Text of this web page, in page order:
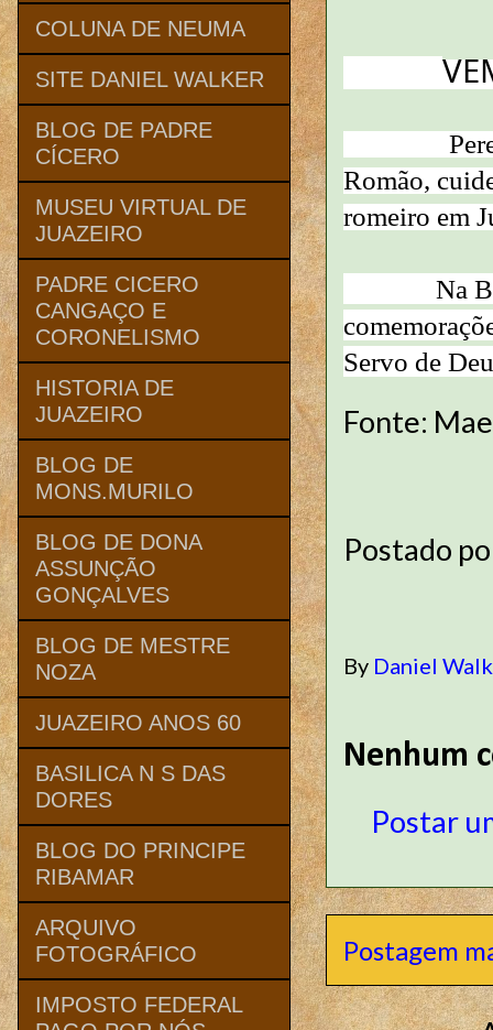
Romão,
romeiro em
Na
Servo de
Fonte:
Postado
By Daniel
Nenhum
Postar
Postagem
COLUNA DE NEUMA
SITE DANIEL WALKER
BLOG DE PADRE
CÍCERO
MUSEU VIRTUAL DE
JUAZEIRO
PADRE CICERO
CANGAÇO E
CORONELISMO
HISTORIA DE
JUAZEIRO
BLOG DE
MONS.MURILO
BLOG DE DONA
ASSUNÇÃO
GONÇALVES
BLOG DE MESTRE
NOZA
JUAZEIRO ANOS 60
BASILICA N S DAS
DORES
BLOG DO PRINCIPE
RIBAMAR
ARQUIVO
FOTOGRÁFICO
IMPOSTO FEDERAL